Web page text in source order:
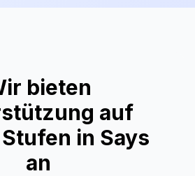
bieten
auf
in Says
an